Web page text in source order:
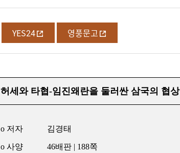
YES24 영풍문고
허세와 타협-임진왜란을 둘러싼 삼국의 협상
o 저자 김경태
o 사양 46배판 | 188쪽